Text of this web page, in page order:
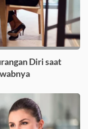
Diri saat